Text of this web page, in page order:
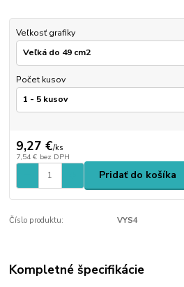
Veľkosť grafiky
Počet kusov
9,27 €/ks
7,54 € bez DPH
Pridať do košíka
Číslo produktu: VYS4
Kompletné špecifikácie